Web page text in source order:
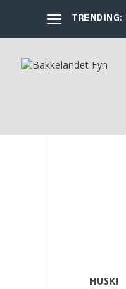
TRENDING:
HUSK!